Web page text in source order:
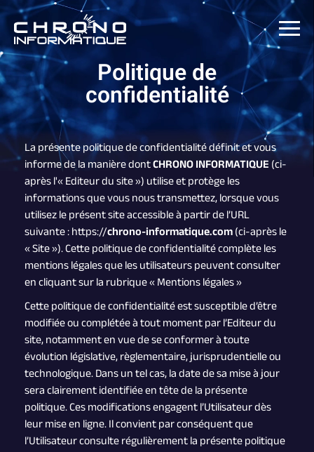
Politique de
confidentialité
La présente politique de confidentialité définit et vous
informe de la manière dontCHRONO INFORMATIQUE (ci-
après l'« Editeur du site ») utilise et protège les
informations que vous nous transmettez, lorsque vous
utilisez le présent site accessible à partir de l’URL
suivante : https://chrono-informatique.com (ci-après le
« Site »). Cette politique de confidentialité complète les
mentions légales que les utilisateurs peuvent consulter
en cliquant sur la rubrique « Mentions légales »
Cette politique de confidentialité est susceptible d’être
modifiée ou complétée à tout moment par l’Editeur du
site, notamment en vue de se conformer à toute
évolution législative, règlementaire, jurisprudentielle ou
technologique. Dans un tel cas, la date de sa mise à jour
sera clairement identifiée en tête de la présente
politique. Ces modifications engagent l’Utilisateur dès
leur mise en ligne. Il convient par conséquent que
l’Utilisateur consulte régulièrement la présente politique